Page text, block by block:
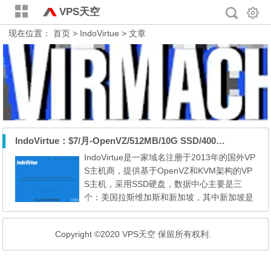
VPS天空
现在位置：首页 > IndoVirtue > 文章
IndoVirtue：$7/月-OpenVZ/512MB/10G SSD/400GB 新加坡
IndoVirtue是一家域名注册于2013年的国外VP
S主机商，提供基于OpenVZ和KVM架构的VP
S主机，采用SSD硬盘，数据中心主要是三
个：美国拉斯维加斯和新加坡，其中新加坡是
两个，一个跟OneAsiaHost一样到中国线路优
国，联通和移动尚可。 我分别分享几个机房
的产品信息，首先我们分享的是新加坡到国内
Copyright ©2020 VPS天空 保留所有权利.